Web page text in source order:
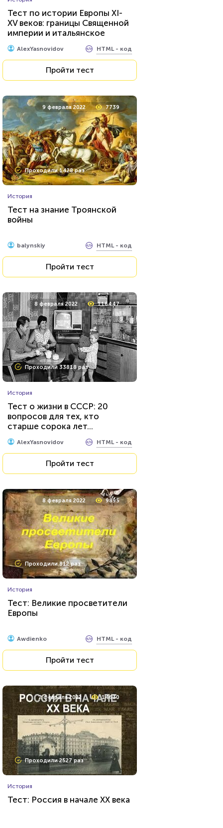
Тест по истории Европы XI-
XV веков: границы Священной
империи и итальянское
Возрождение. Что вам об
этом известно?
AlexYasnovidov HTML - код
Пройти тест
9 февраля 2022 7739
Проходили 1428 раз
История
Тест на знание Троянской
войны
balynskiy HTML - код
Пройти тест
8 февраля 2022 116447
Проходили 33818 раз
История
Тест о жизни в СССР: 20
вопросов для тех, кто
старше сорока лет...
AlexYasnovidov HTML - код
Пройти тест
8 февраля 2022 9895
Проходили 812 раз
История
Тест: Великие просветители
Европы
Awdienko HTML - код
Пройти тест
2 февраля 2022 14630
Проходили 2527 раз
История
Тест: Россия в начале XX века